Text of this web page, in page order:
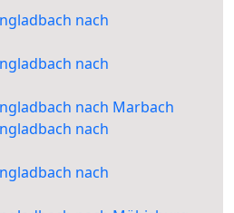
nach
nach
nach Marbach
nach
nach